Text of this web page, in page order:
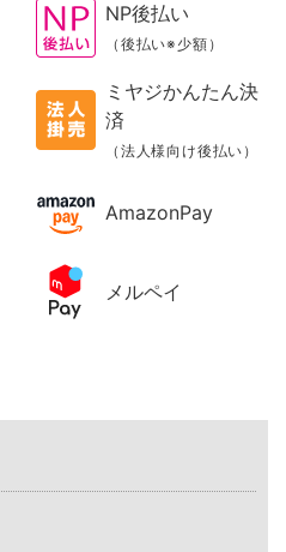
NP後払い
（後払い※少額）
ミヤジかんたん決
済
（法人様向け後払い）
AmazonPay
メルペイ